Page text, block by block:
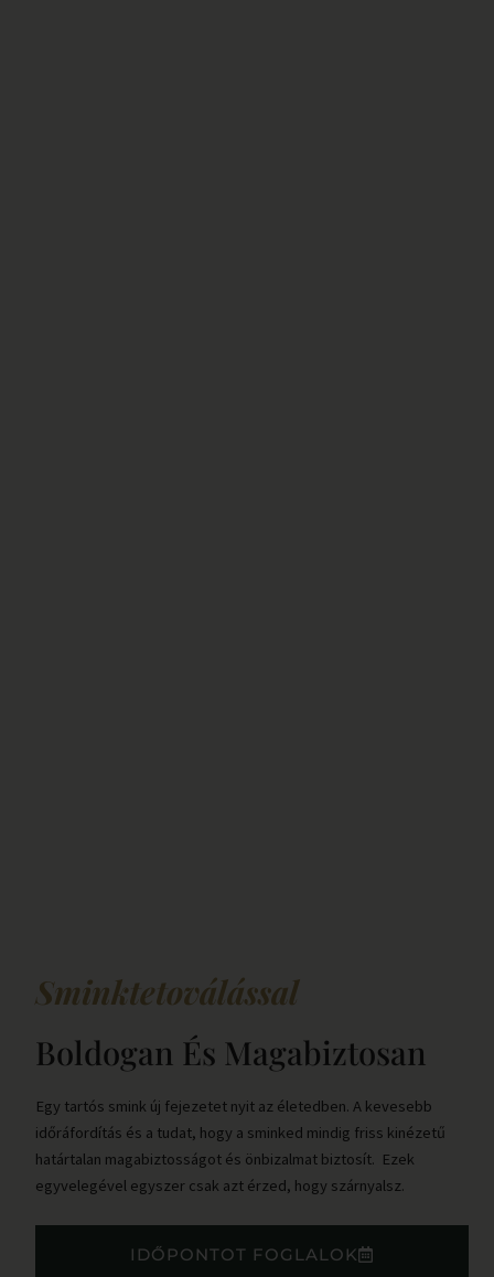
Sminktetoválással
Boldogan És Magabiztosan
Egy tartós smink új fejezetet nyit az életedben. A kevesebb
időráfordítás és a tudat, hogy a sminked mindig friss kinézetű
határtalan magabiztosságot és önbizalmat biztosít. Ezek
egyvelegével egyszer csak azt érzed, hogy szárnyalsz.
IDŐPONTOT FOGLALOK